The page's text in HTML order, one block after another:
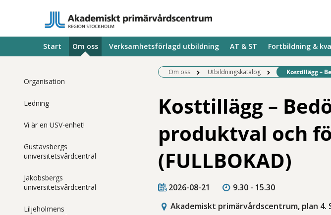
Start Om oss Verksamhetsförlagd utbildning AT & ST Fortbildning &
Organisation
Ledning
Vi är en USV-enhet!
Gustavsbergs
universitetsvårdcentral
Jakobsbergs
universitetsvårdcentral
Liljeholmens
Om oss Utbildningskatalog Befintlig sida:
Kosttillägg –
Kosttillägg –
produktval och
(FULLBOKAD)
2026-08-21
9.30 - 15.30
Akademiskt primärvårdscentrum, plan 4.